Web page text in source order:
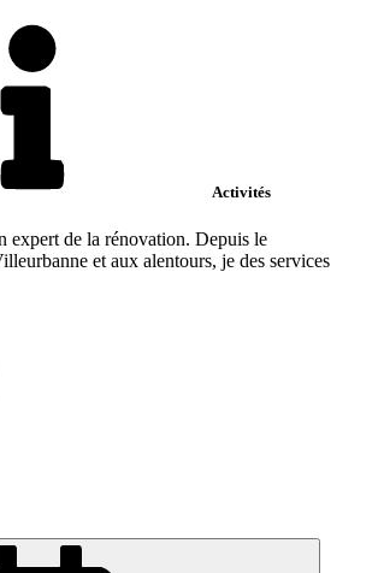
Activités
expert de la rénovation. Depuis le
et aux alentours, je des services